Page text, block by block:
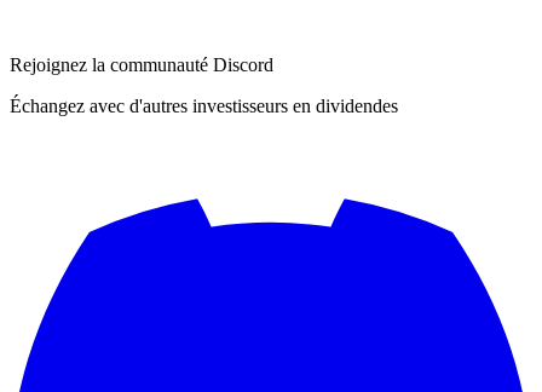
Rejoignez la communauté Discord
Échangez avec d'autres investisseurs en dividendes